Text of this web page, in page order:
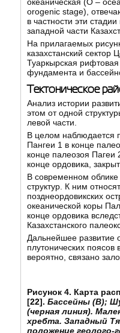
orogenic stage),
в частности эти
западной части
На прилагаемых
казахстанский сектор
Туаркырская
фундамента и
Тектоническое
Анализ истории
этом от одной
левой части.
В целом наблюдается
Пангеи 1 в конце
конце палеозоя Пагеи
конце ордовика,
В современном облике
структур. К ним
позднеордовикских
океанической коры
конце ордовика
Казахстанского
Дальнейшее развитие
плутонических
вероятно, связано
Рисунок 4. Карта
[22]. Бассейны (B);
(черная линия).
хребта. Западный
положение геолого-